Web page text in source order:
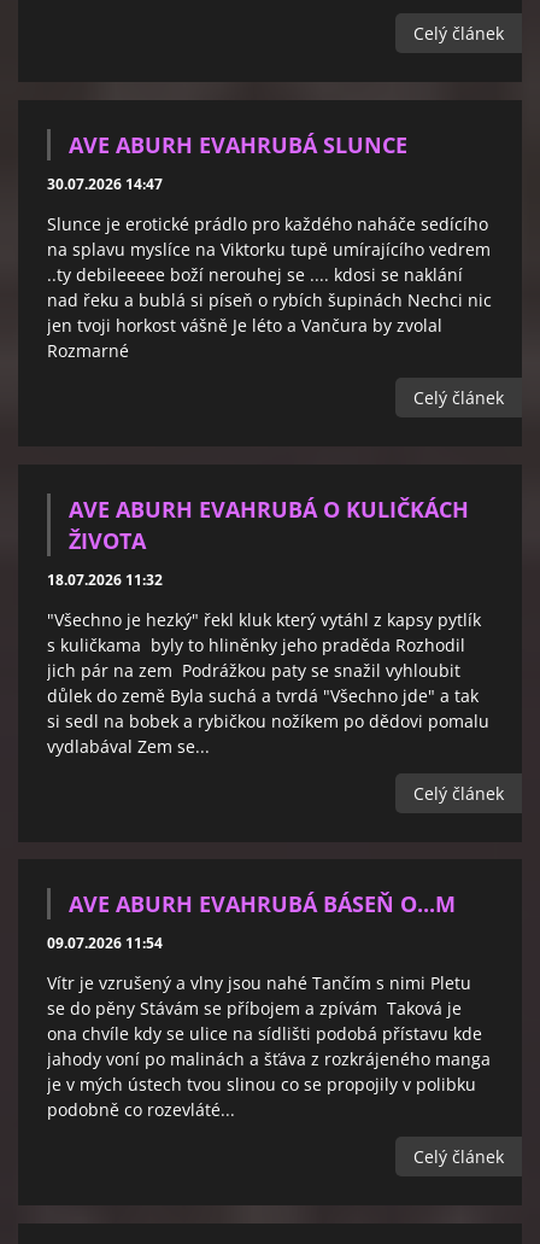
Celý článek
AVE ABURH EVAHRUBÁ SLUNCE
30.07.2026 14:47
Slunce je erotické prádlo pro každého naháče sedícího
na splavu myslíce na Viktorku tupě umírajícího vedrem
..ty debileeeee boží nerouhej se .... kdosi se naklání
nad řeku a bublá si píseň o rybích šupinách Nechci nic
jen tvoji horkost vášně Je léto a Vančura by zvolal
Rozmarné
Celý článek
AVE ABURH EVAHRUBÁ O KULIČKÁCH
ŽIVOTA
18.07.2026 11:32
"Všechno je hezký" řekl kluk který vytáhl z kapsy pytlík
s kuličkama byly to hliněnky jeho praděda Rozhodil
jich pár na zem Podrážkou paty se snažil vyhloubit
důlek do země Byla suchá a tvrdá "Všechno jde" a tak
si sedl na bobek a rybičkou nožíkem po dědovi pomalu
vydlabával Zem se...
Celý článek
AVE ABURH EVAHRUBÁ BÁSEŇ O...M
09.07.2026 11:54
Vítr je vzrušený a vlny jsou nahé Tančím s nimi Pletu
se do pěny Stávám se příbojem a zpívám Taková je
ona chvíle kdy se ulice na sídlišti podobá přístavu kde
jahody voní po malinách a šťáva z rozkrájeného manga
je v mých ústech tvou slinou co se propojily v polibku
podobně co rozevláté...
Celý článek